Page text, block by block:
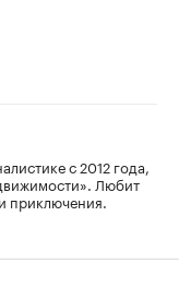
с 2012 года,
Любит
приключения.